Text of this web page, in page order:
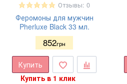
Отзывы: 0
Феромоны для мужчин
Pherluxe Black 33 мл.
852грн
Купить
Купить в 1 клик